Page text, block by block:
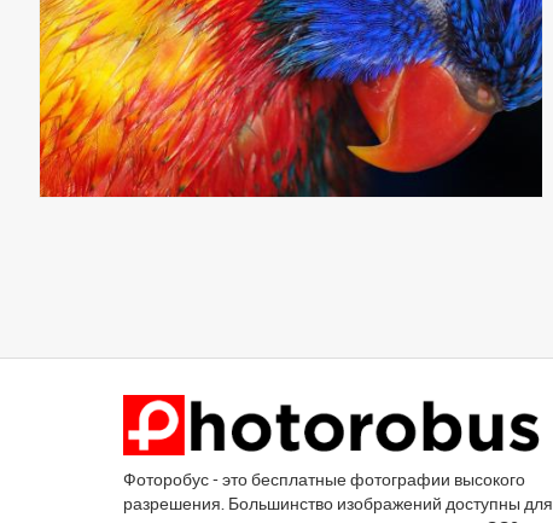
Фоторобус - это бесплатные фотографии высокого
разрешения. Большинство изображений доступны для